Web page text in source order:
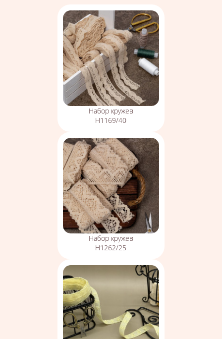
Набор кружев
Н1169/40
Набор кружев
Н1262/25